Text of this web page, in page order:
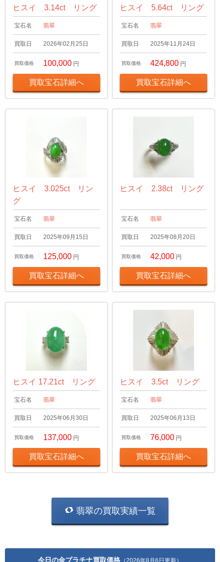
ヒスイ 3.14ct リング
宝石名 翡翠
買取日 2026年02月25日
買取価格 100,000 円
買取宝石詳細へ
ヒスイ 5.64ct リング
宝石名 翡翠
買取日 2025年11月24日
買取価格 424,800 円
買取宝石詳細へ
ヒスイ 3.025ct リン
グ
宝石名 翡翠
買取日 2025年09月15日
買取価格 125,000 円
買取宝石詳細へ
ヒスイ 2.38ct リング
宝石名 翡翠
買取日 2025年08月20日
買取価格 42,000 円
買取宝石詳細へ
ヒスイ 17.21ct リング
宝石名 翡翠
買取日 2025年06月30日
買取価格 137,000 円
買取宝石詳細へ
ヒスイ 3.5ct リング
宝石名 翡翠
買取日 2025年06月13日
買取価格 76,000 円
買取宝石詳細へ
翡翠の買取実績一覧
今日の金プラチナ買取価格 （2026年8月6日更新）